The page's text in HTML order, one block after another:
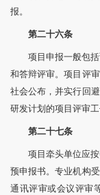
报。
第二十六条
项目申报一般包
和答辩评审。项目评
社会公布，并实行回
研发计划的项目评审工
第二十七条
项目牵头单位应
预申报书。专业机构
通讯评审或会议评审